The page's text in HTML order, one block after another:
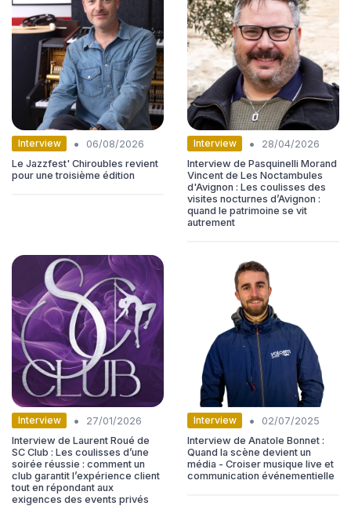
Interview •
06/08/2026
Le Jazzfest' Chiroubles revient
pour une troisième édition
Interview •
28/04/2026
Interview de Pasquinelli Morand
Vincent de Les Noctambules
d'Avignon : Les coulisses des
visites nocturnes d’Avignon :
quand le patrimoine se vit
autrement
Interview •
27/01/2026
Interview de Laurent Roué de
SC Club : Les coulisses d’une
soirée réussie : comment un
club garantit l’expérience client
tout en répondant aux
exigences des events privés
Interview •
02/07/2025
Interview de Anatole Bonnet :
Quand la scène devient un
média - Croiser musique live et
communication événementielle